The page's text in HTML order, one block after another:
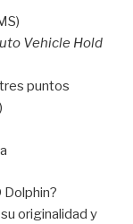
Vehicle Hold
puntos
originalidad y